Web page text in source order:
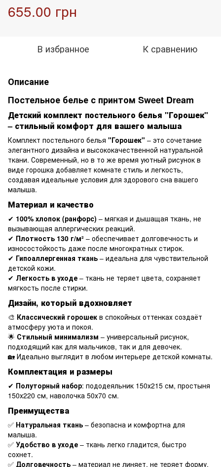
655.00 грн
В избранное К сравнению
Описание
Постельное белье с принтом Sweet Dream
Детский комплект постельного белья "Горошек"
– стильный комфорт для вашего малыша
Комплект постельного белья "Горошек" – это сочетание
элегантного дизайна и высококачественной натуральной
ткани. Современный, но в то же время уютный рисунок в
виде горошка добавляет комнате стиль и легкость,
создавая идеальные условия для здорового сна вашего
малыша.
Материал и качество
✔ 100% хлопок (ранфорс) – мягкая и дышащая ткань, не
вызывающая аллергических реакций.
✔ Плотность 130 г/м² – обеспечивает долговечность и
износостойкость даже после многократных стирок.
✔ Гипоаллергенная ткань – идеальна для чувствительной
детской кожи.
✔ Легкость в уходе – ткань не теряет цвета, сохраняет
мягкость после стирки.
Дизайн, который вдохновляет
🎨 Классический горошек в спокойных оттенках создаёт
атмосферу уюта и покоя.
🌟 Стильный минимализм – универсальный рисунок,
подходящий как для мальчиков, так и для девочек.
🏡 Идеально выглядит в любом интерьере детской комнаты.
Комплектация и размеры
✔ Полуторный набор: пододеяльник 150х215 см, простыня
150х220 см, наволочка 50х70 см.
Преимущества
✅ Натуральная ткань – безопасна и комфортна для
малыша.
✅ Удобство в уходе – ткань легко гладится, быстро
сохнет.
✅ Долговечность – материал не линяет, не теряет форму.